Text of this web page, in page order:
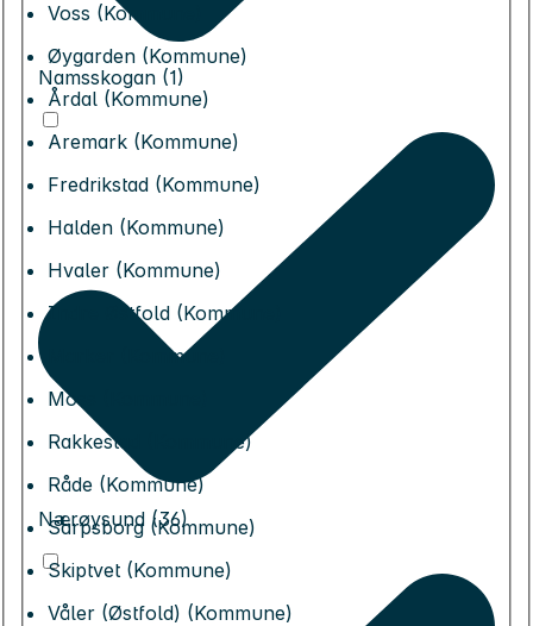
Voss (Kommune)
Øygarden (Kommune)
Årdal (Kommune)
Aremark (Kommune)
Fredrikstad (Kommune)
Halden (Kommune)
Hvaler (Kommune)
Indre Østfold (Kommune)
Marker (Kommune)
Moss (Kommune)
Rakkestad (Kommune)
Råde (Kommune)
Sarpsborg (Kommune)
Skiptvet (Kommune)
Våler (Østfold) (Kommune)
Namsskogan (1)
Nærøysund (36)